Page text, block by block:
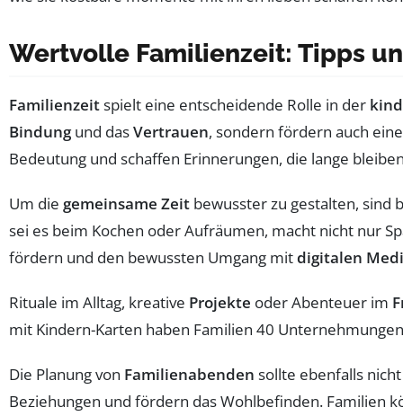
Wertvolle Familienzeit: Tipps
Familienzeitspielt eine entscheidende Rolle in der
Bindungund dasVertrauen, sondern fördern auch
Bedeutung und schaffen Erinnerungen, die lange
Um die gemeinsame Zeit bewusster zu gestalten, sind
sei es beim Kochen oder Aufräumen, macht nicht nur
fördern und den bewussten Umgang mitdigitalen
Rituale im Alltag, kreative Projekte oder Abenteuer im
mit Kindern-Karten haben Familien 40
Die Planung von Familienabenden sollte ebenfalls
Beziehungen und fördern das Wohlbefinden. Familien